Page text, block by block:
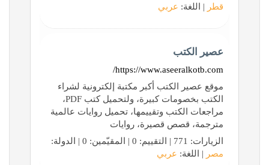
قطر | اللغة: عربي
عصير الكتب
https://www.aseeralkotb.com/
موقع عصير الكتب أكبر مكتبة إلكترونية لشراء
الكتب بخصومات كبيرة، ولتحميل كتب ‏PDF،
مراجعات الكتب وتقييمها، تحميل ‏روايات عالمية
مترجمة، قصص قصيرة، روايات
الزيارات: 771 | التقييم: 0 | المقيّمين: 0 | الدولة:
مصر | اللغة: عربي